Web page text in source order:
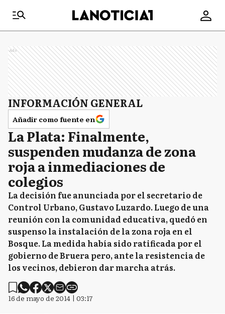
Ads
INFORMACIÓN GENERAL
Añadir como fuente en
La Plata: Finalmente,
suspenden mudanza de zona
roja a inmediaciones de
colegios
La decisión fue anunciada por el secretario de
Control Urbano, Gustavo Luzardo. Luego de una
reunión con la comunidad educativa, quedó en
suspenso la instalación de la zona roja en el
Bosque. La medida había sido ratificada por el
gobierno de Bruera pero, ante la resistencia de
los vecinos, debieron dar marcha atrás.
16 de mayo de 2014 | 03:17